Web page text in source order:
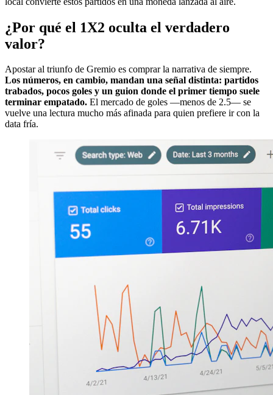
¿Por qué el 1X2 oculta el verdadero
valor?
Apostar al triunfo de Gremio es comprar la narrativa de siempre.
Los números, en cambio, mandan una señal distinta: partidos
trabados, pocos goles y un guion donde el primer tiempo suele
terminar empatado. El mercado de goles —menos de 2.5— se
vuelve una lectura mucho más afinada para quien prefiere ir con la
data fría.